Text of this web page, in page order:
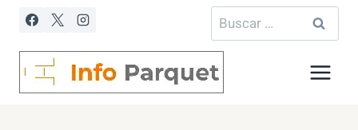
Saltar
contenido
Buscar: